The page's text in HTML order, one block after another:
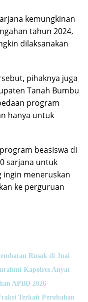
kemungkinan
tahun 2024,
dilaksanakan
pihaknya juga
Tanah Bumbu
program
hanya untuk
beasiswa di
sarjana untuk
ingin meneruskan
ke perguruan
Rusak di Juai
Kapolres Anyar
APBD 2026
Terkait Perubahan